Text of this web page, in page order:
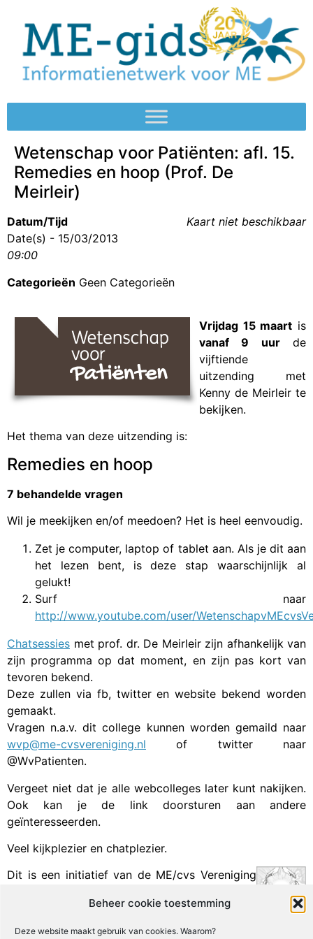
Beheer cookie toestemming
Deze website maakt gebruik van cookies. Waarom?
Wetenschap voor Patiënten: afl. 15.
Remedies en hoop (Prof. De
Meirleir)
Kaart niet beschikbaar
Datum/Tijd
Date(s) - 15/03/2013
09:00
Categorieën Geen Categorieën
Vrijdag 15 maart is
vanaf 9 uurde
vijftiende
uitzending met
Kenny de Meirleir te
bekijken.
Het thema van deze uitzending is:
Remedies en hoop
7 behandelde vragen
Wil je meekijken en/of meedoen? Het is heel eenvoudig.
Zet je computer, laptop of tablet aan. Als je dit aan
het lezen bent, is deze stap waarschijnlijk al
gelukt!
Surf naar
http://www.youtube.com/user/
Chatsessies met prof. dr. De Meirleir zijn afhankelijk van
zijn programma op dat moment, en zijn pas kort van
tevoren bekend.
Deze zullen via fb, twitter en website bekend worden
gemaakt.
Vragen n.a.v. dit college kunnen worden gemaild naar
wvp@me-cvsvereniging.nl of twitter naar
@WvPatienten.
Vergeet niet dat je alle webcolleges later kunt nakijken.
Ook kan je de link doorsturen aan andere
geïnteresseerden.
Veel kijkplezier en chatplezier.
Dit is een initiatief van de ME/cvs Vereniging